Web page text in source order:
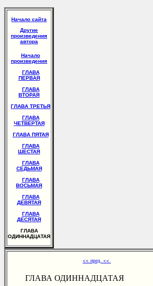
Начало сайта
Другие
произведения
автора
Начало
произведения
ГЛАВА
ПЕРВАЯ
ГЛАВА
ВТОРАЯ
ГЛАВА ТРЕТЬЯ
ГЛАВА
ЧЕТВЕРТАЯ
ГЛАВА ПЯТАЯ
ГЛАВА
ШЕСТАЯ
ГЛАВА
СЕДЬМАЯ
ГЛАВА
ВОСЬМАЯ
ГЛАВА
ДЕВЯТАЯ
ГЛАВА
ДЕСЯТАЯ
ГЛАВА
ОДИННАДЦАТАЯ
<< пред. <<
ГЛАВА ОДИННАДЦАТАЯ